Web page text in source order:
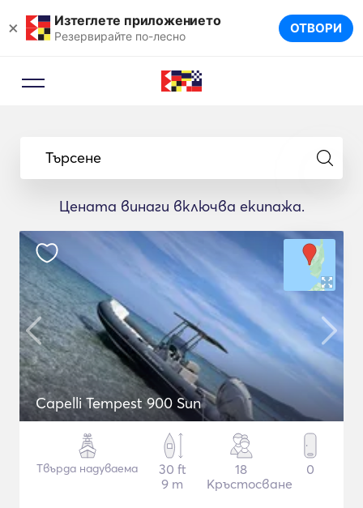
× Изтеглете приложението
Резервирайте по-лесно ОТВОРИ
Търсене
Цената винаги включва екипажа.
Capelli Tempest 900 Sun
Твърда надуваема
30 ft
9 m
18
Кръстосване
0